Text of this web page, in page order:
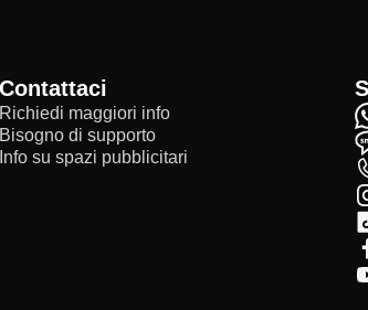
Contattaci
Richiedi maggiori info
Bisogno di supporto
Info su spazi pubblicitari